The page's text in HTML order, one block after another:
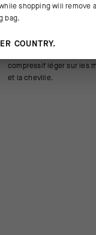
et la cheville.
shopping will remove
bag.
COUNTRY.